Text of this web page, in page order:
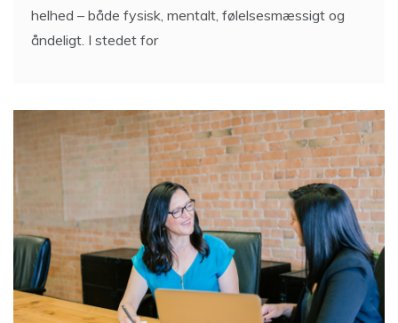
helhed – både fysisk, mentalt, følelsesmæssigt og
åndeligt. I stedet for